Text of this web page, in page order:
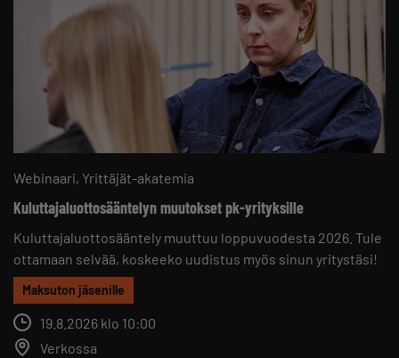
Webinaari Yrittäjät-akatemia
Kuluttajaluottosääntelyn muutokset pk-yrityksille
Kuluttajaluottosääntely muuttuu loppuvuodesta 2026. Tule
ottamaan selvää, koskeeko uudistus myös sinun yritystäsi!
Maksuton jäsenille
19.8.2026 klo 10:00
Verkossa